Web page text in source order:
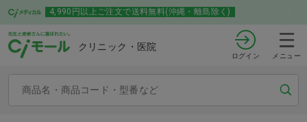
4,990円以上ご注文で送料無料(沖縄・離島除く)
クリニック・医院
ログイン メニュー